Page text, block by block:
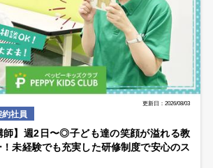
更新日：2026/08/03
約社員
師】週2日〜◎子ども達の笑顔が溢れる教
未経験でも充実した研修制度で安心のス